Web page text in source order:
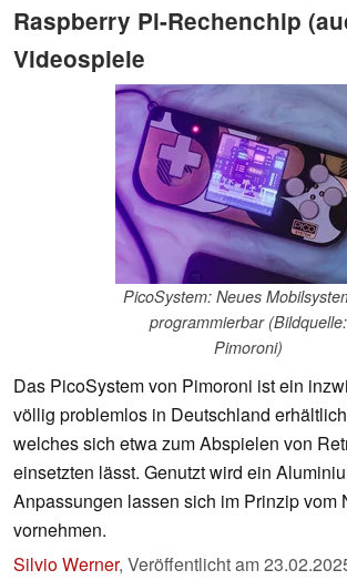
Raspberry Pi-Rechenchip
Videospiele
PicoSystem: Neues
programmierbar (Bildquelle:
Pimoroni)
Das PicoSystem von Pimoroni ist ein
völlig problemlos in Deutschland
welches sich etwa zum Abspielen von
einsetzten lässt. Genutzt wird ein
Anpassungen lassen sich im Prinzip vom
vornehmen.
Silvio Werner, Veröffentlicht am